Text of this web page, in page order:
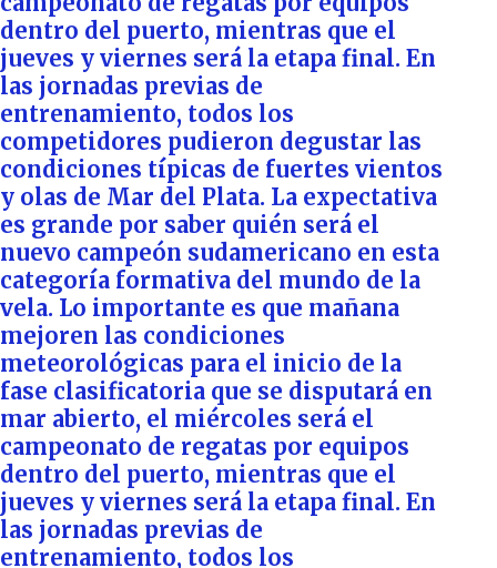
dentro del puerto, mientras que el
jueves y viernes será la etapa final. En
las jornadas previas de
entrenamiento, todos los
competidores pudieron degustar las
condiciones típicas de fuertes vientos
y olas de Mar del Plata. La expectativa
es grande por saber quién será el
nuevo campeón sudamericano en esta
categoría formativa del mundo de la
vela. Lo importante es que mañana
mejoren las condiciones
meteorológicas para el inicio de la
fase clasificatoria que se disputará en
mar abierto, el miércoles será el
campeonato de regatas por equipos
dentro del puerto, mientras que el
jueves y viernes será la etapa final. En
las jornadas previas de
entrenamiento, todos los